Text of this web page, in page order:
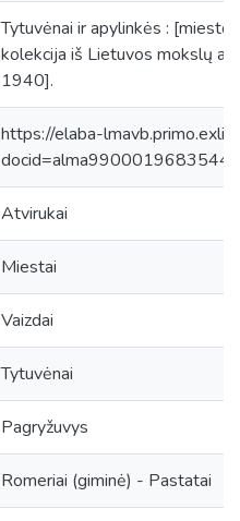
Tytuvėnai ir apylinkės :
kolekcija iš Lietuvos mokslų
1940].
https://elaba-
Atvirukai
Miestai
Vaizdai
Tytuvėnai
Pagryžuvys
Romeriai (giminė) - Pastatai